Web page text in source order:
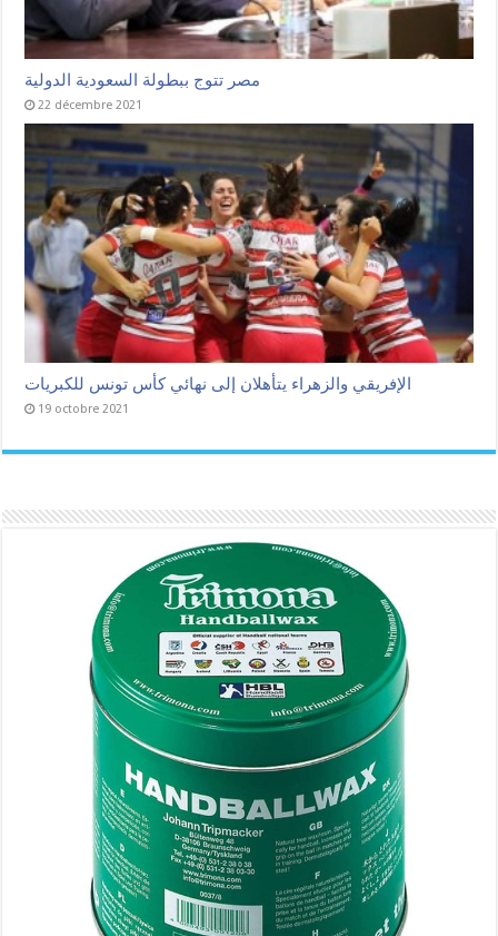
مصر تتوج ببطولة السعودية الدولية
22 décembre 2021
الإفريقي والزهراء يتأهلان إلى نهائي كأس تونس للكبريات
19 octobre 2021